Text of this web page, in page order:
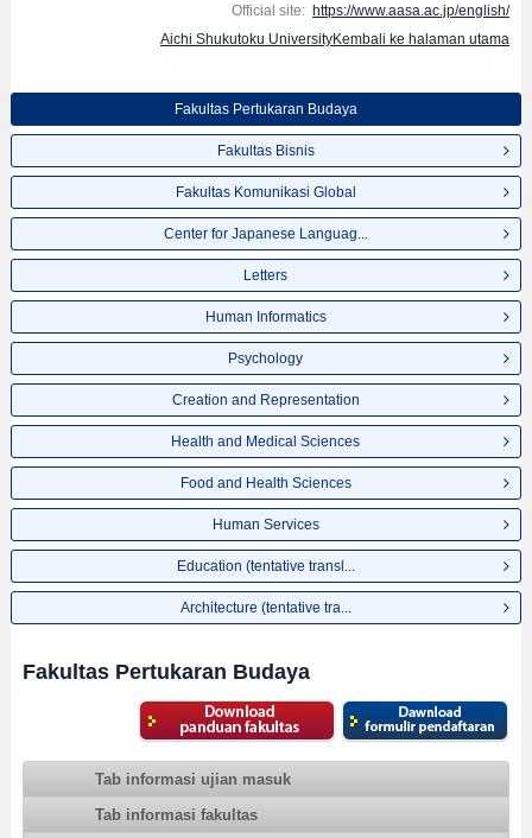
Official site: https://www.aasa.ac.jp/english/
Aichi Shukutoku UniversityKembali ke halaman utama
Fakultas Pertukaran Budaya
Fakultas Bisnis
Fakultas Komunikasi Global
Center for Japanese Languag...
Letters
Human Informatics
Psychology
Creation and Representation
Health and Medical Sciences
Food and Health Sciences
Human Services
Education (tentative transl...
Architecture (tentative tra...
Fakultas Pertukaran Budaya
Tab informasi ujian masuk
Tab informasi fakultas